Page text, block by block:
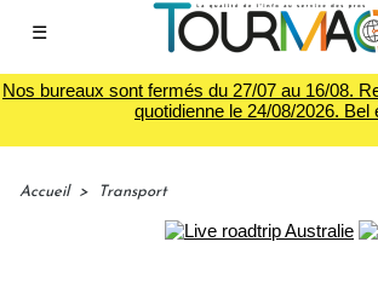
☰
Nos bureaux sont fermés du 27/07 au 16/08.
quotidienne le 24/08/2026. Bel
Accueil > Transport